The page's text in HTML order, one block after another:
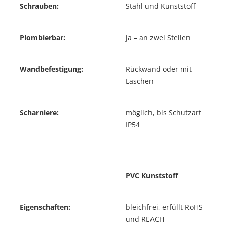
Schrauben: Stahl und Kunststoff
Plombierbar: ja – an zwei Stellen
Wandbefestigung:
Rückwand oder mit
Laschen
Scharniere:
möglich, bis Schutzart
IP54
PVC Kunststoff
Eigenschaften:
bleichfrei, erfüllt RoHS
und REACH